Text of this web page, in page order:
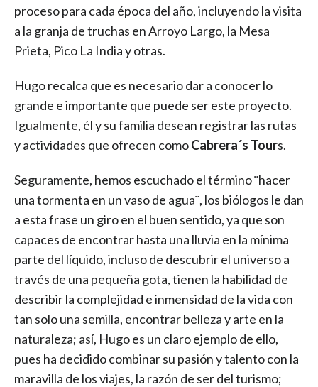
proceso para cada época del año, incluyendo la visita
a la granja de truchas en Arroyo Largo, la Mesa
Prieta, Pico La India y otras.
Hugo recalca que es necesario dar a conocer lo
grande e importante que puede ser este proyecto.
Igualmente, él y su familia desean registrar las rutas
y actividades que ofrecen comoCabrera´s Tours.
Seguramente, hemos escuchado el término ¨hacer
una tormenta en un vaso de agua¨, los biólogos le dan
a esta frase un giro en el buen sentido, ya que son
capaces de encontrar hasta una lluvia en la mínima
parte del líquido, incluso de descubrir el universo a
través de una pequeña gota, tienen la habilidad de
describir la complejidad e inmensidad de la vida con
tan solo una semilla, encontrar belleza y arte en la
naturaleza; así, Hugo es un claro ejemplo de ello,
pues ha decidido combinar su pasión y talento con la
maravilla de los viajes, la razón de ser del turismo;